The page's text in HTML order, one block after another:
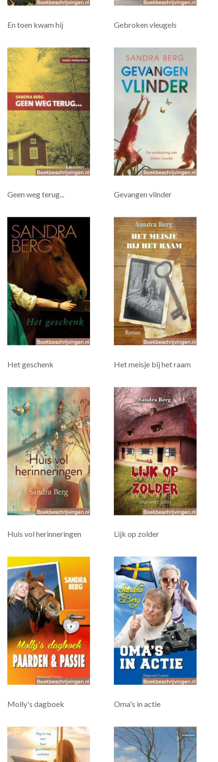
En toen kwam hij Gebroken vleugels
Geen weg terug... Gevangen vlinder
Het geschenk Het meisje bij het raam
Huis vol herinneringen Lijk op zolder
Molly's dagboek Oma's in actie